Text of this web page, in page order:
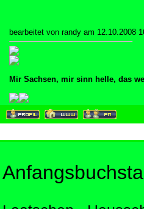
bearbeitet von randy am 12.10.2008
Mir Sachsen, mir sinn helle, das